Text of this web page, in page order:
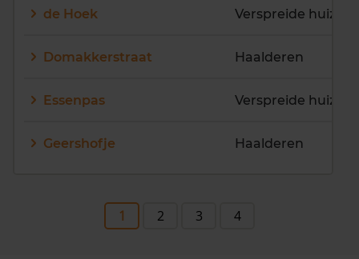
de Hoek
Domakkerstraat Haalderen
Essenpas Verspreide huizen
Geershofje Haalderen
1 2 3 4